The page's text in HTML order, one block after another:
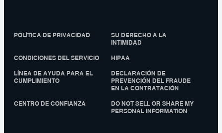
POLÍTICA DE PRIVACIDAD
SU DERECHO A LA
INTIMIDAD
CONDICIONES DEL SERVICIO HIPAA
LÍNEA DE AYUDA PARA EL
CUMPLIMIENTO
DECLARACIÓN DE
PREVENCIÓN DEL FRAUDE
EN LA CONTRATACIÓN
CENTRO DE CONFIANZA
DO NOT SELL OR SHARE MY
PERSONAL INFORMATION